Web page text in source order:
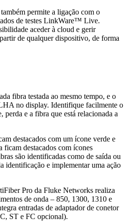
permite a ligação com o
de testes LinkWare™ Live.
aceder à cloud e gerir
de qualquer dispositivo, de forma
fibra testada ao mesmo tempo, e o
no display. Identifique facilmente o
perda e a fibra que está relacionada a
destacados com um ícone verde e
ficam destacados com ícones
são identificadas como de saída ou
identificação e implementar uma ação
Pro da Fluke Networks realiza
de onda – 850, 1300, 1310 e
entradas de adaptador de conetor
ST e FC opcional).